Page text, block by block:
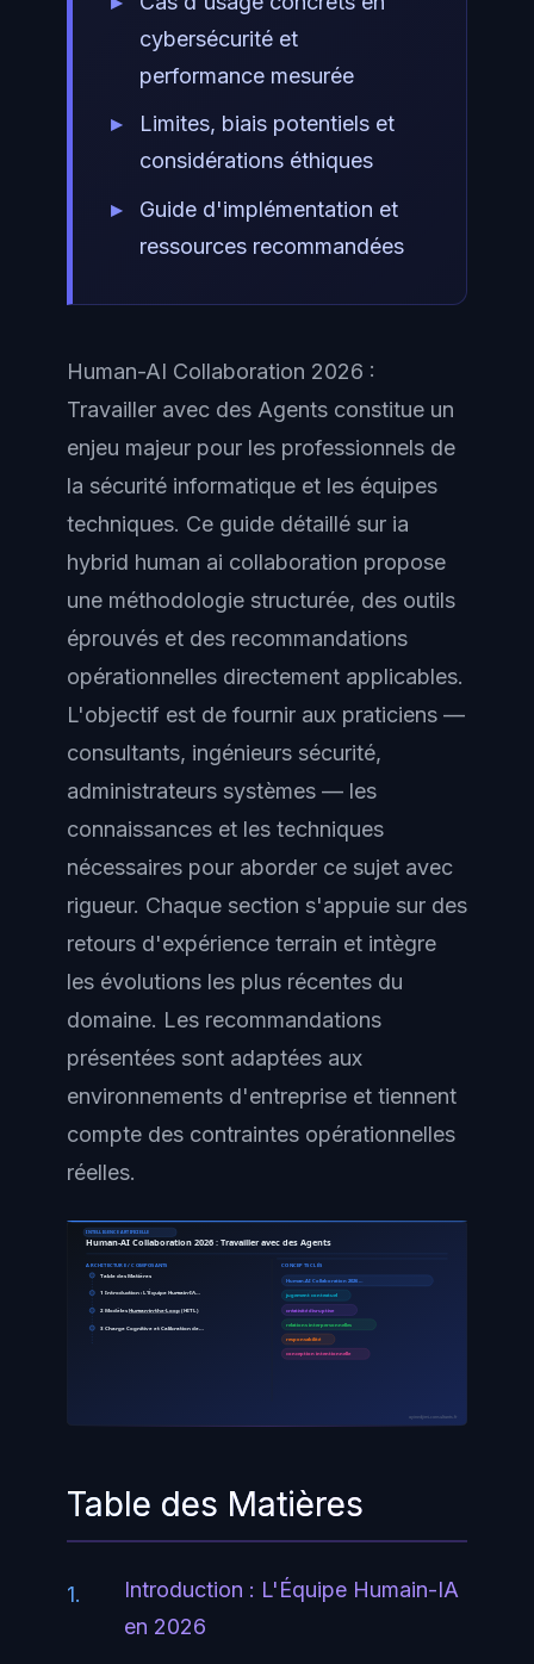
cybersécurité et
performance mesurée
Limites, biais potentiels et
considérations éthiques
Guide d'implémentation et
ressources recommandées
Human-AI Collaboration 2026 :
Travailler avec des Agents constitue un
enjeu majeur pour les professionnels de
la sécurité informatique et les équipes
techniques. Ce guide détaillé sur ia
hybrid human ai collaboration propose
une méthodologie structurée, des outils
éprouvés et des recommandations
opérationnelles directement applicables.
L'objectif est de fournir aux praticiens —
consultants, ingénieurs sécurité,
administrateurs systèmes — les
connaissances et les techniques
nécessaires pour aborder ce sujet avec
rigueur. Chaque section s'appuie sur des
retours d'expérience terrain et intègre
les évolutions les plus récentes du
domaine. Les recommandations
présentées sont adaptées aux
environnements d'entreprise et tiennent
compte des contraintes opérationnelles
réelles.
INTELLIGENCE ARTIFICIELLE
Human-AI Collaboration 2026 : Travailler avec des Agents
ARCHITECTURE / COMPOSANTS
Table des Matières
1 Introduction : L'Équipe Humain-IA…
2 ModèlesHuman-in-the-Loop(HITL)
3 Charge Cognitive et Calibration de…
CONCEPTS CLÉS
Human-AI Collaboration 2026 …
jugement contextuel
créativité disruptive
relations interpersonnelles
responsabilité
conception intentionnelle
ayinedjimi-consultants.fr
Table des Matières
1.
Introduction : L'Équipe Humain-IA
en 2026